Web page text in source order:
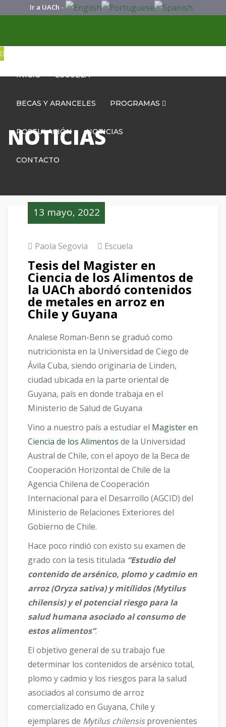
Ir a UACh -
INICIO ESCUELA
BECAS Y ARANCELES PROGRAMAS
POSTULACIÓN NOTICIAS
CONTACTO
NOTICIAS
13 mayo, 2022
Paola Segovia Escuela
Tesis del Magister en
Ciencia de los Alimentos de
la UACh abordó contenidos
de metales en arroz en
Chile y Guyana
Analese Roman-Benn se graduó como
nutricionista en la Universidad de Ciego de
Ávila Cuba, siendo originaria de Linden,
ciudad ubicada en la parte oriental de
Guyana, país en donde trabaja en el
Ministerio de Salud de Guyana
Vino a nuestro país a estudiar el Magister en
Ciencia de los Alimentos de la Universidad
Austral de Chile, con el apoyo de la Beca de
Cooperación Horizontal de Chile de la
Agencia Chilena de Cooperación
Internacional para el Desarrollo (AGCID) del
Ministerio de Relaciones Exteriores del
Gobierno de Chile.
Hace poco rindió con existo su examen de
grado con la tesis titulada “Estudio del
contenido de arsénico, plomo y cadmio en
arroz (Oryza sativa) y mitílidos (Mytilus
chilensis) y el potencial riesgo para la
salud humana asociado al consumo de
estos alimentos”.
El objetivo general de su trabajo fue
determinar los contenidos de arsénico total,
plomo y cadmio y los riesgos para la salud
asociados al consumo de arroz
comercializado en Guyana, Chile y
ejemplares de Mytilus chilensisprovenientes